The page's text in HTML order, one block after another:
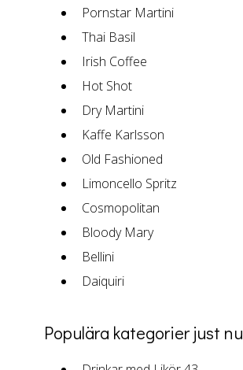
Pornstar Martini
Thai Basil
Irish Coffee
Hot Shot
Dry Martini
Kaffe Karlsson
Old Fashioned
Limoncello Spritz
Cosmopolitan
Bloody Mary
Bellini
Daiquiri
Populära kategorier just nu